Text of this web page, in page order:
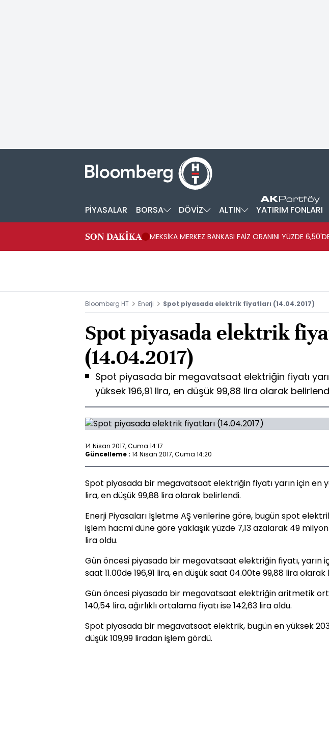
PİYASALAR BORSA DÖVİZ ALTIN YATIRIM FONLARI
SON DAKİKA MEKSİKA MERKEZ BANKASI FAİZ ORANINI YÜZDE
Bloomberg HT Enerji Spot piyasada elektrik fiyatları (14.04.2017)
Spot piyasada elektrik
(14.04.2017)
Spot piyasada bir megavatsaat elektriğin fiyatı
yüksek 196,91 lira, en düşük 99,88 lira olarak
14 Nisan 2017, Cuma 14:17
Güncelleme : 14 Nisan 2017, Cuma 14:20
Spot piyasada bir megavatsaat elektriğin fiyatı yarın için en
lira, en düşük 99,88 lira olarak belirlendi.
Enerji Piyasaları İşletme AŞ verilerine göre, bugün spot
işlem hacmi düne göre yaklaşık yüzde 7,13 azalarak 49
lira oldu.
Gün öncesi piyasada bir megavatsaat elektriğin fiyatı, yarın
saat 11.00de 196,91 lira, en düşük saat 04.00te 99,88 lira
Gün öncesi piyasada bir megavatsaat elektriğin aritmetik
140,54 lira, ağırlıklı ortalama fiyatı ise 142,63 lira oldu.
Spot piyasada bir megavatsaat elektrik, bugün en yüksek
düşük 109,99 liradan işlem gördü.